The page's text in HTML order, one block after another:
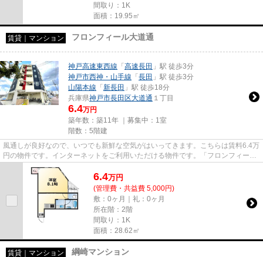
間取り：1K
面積：19.95㎡
賃貸｜マンション フロンフィール大道通
神戸高速東西線 「 高速長田 」駅 徒歩3分
神戸市西神・山手線 「 長田 」駅 徒歩3分
山陽本線 「 新長田 」駅 徒歩18分
兵庫県神戸市長田区大道通 １丁目
6.4万円
築年数：築11年 ｜募集中： 1室
階数：5階建
風通しが良好なので、いつでも新鮮な空気がはいってきます。こちらは賃料6.4万
円の物件です。インターネットをご利用いただける物件です。「フロンフィール
大道通」のここがイチオシ。...
6.4万円
(管理費・共益費 5,000円)
敷：0ヶ月｜礼：0ヶ月
所在階：2階
間取り：1K
面積：28.62㎡
賃貸｜マンション 綱崎マンション